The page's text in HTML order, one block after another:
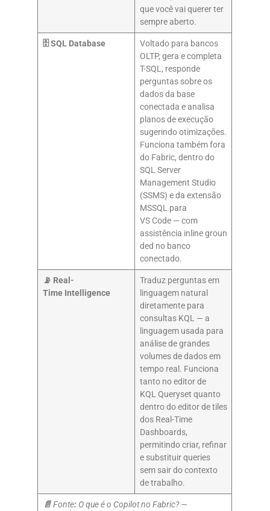
que você vai querer ter
sempre aberto.
🗄️ SQL Database
Voltado para bancos
OLTP, gera e completa
T-SQL, responde
perguntas sobre os
dados da base
conectada e analisa
planos de execução
sugerindo otimizações.
Funciona também fora
do Fabric, dentro do
SQL Server
Management Studio
(SSMS) e da extensão
MSSQL para
VS Code — com
assistência inline groun
ded no banco
conectado.
📡 Real-
Time Intelligence
Traduz perguntas em
linguagem natural
diretamente para
consultas KQL — a
linguagem usada para
análise de grandes
volumes de dados em
tempo real. Funciona
tanto no editor de
KQL Queryset quanto
dentro do editor de tiles
dos Real-Time
Dashboards,
permitindo criar, refinar
e substituir queries
sem sair do contexto
de trabalho.
📄Fonte: O que é o Copilot no Fabric? —